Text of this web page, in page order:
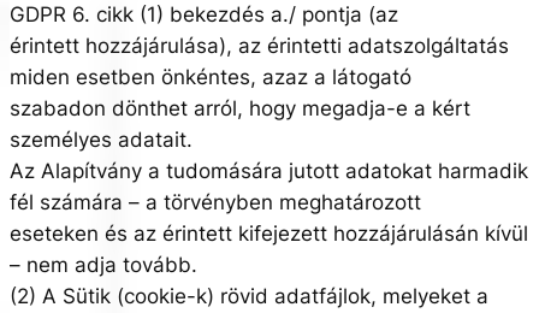
GDPR 6. cikk (1) bekezdés a./ pontja (az
érintett hozzájárulása), az érintetti adatszolgáltatás
miden esetben önkéntes, azaz a látogató
szabadon dönthet arról, hogy megadja-e a kért
személyes adatait.
Az Alapítvány a tudomására jutott adatokat harmadik
fél számára – a törvényben meghatározott
eseteken és az érintett kifejezett hozzájárulásán kívül
– nem adja tovább.
(2) A Sütik (cookie-k) rövid adatfájlok, melyeket a